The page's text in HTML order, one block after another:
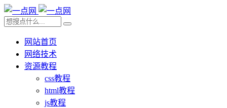
网站首页
网络技术
资源教程
css教程
html教程
js教程